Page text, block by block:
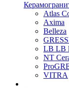
Atlas
Axima
Belleza
LB LB
NT
VITRA